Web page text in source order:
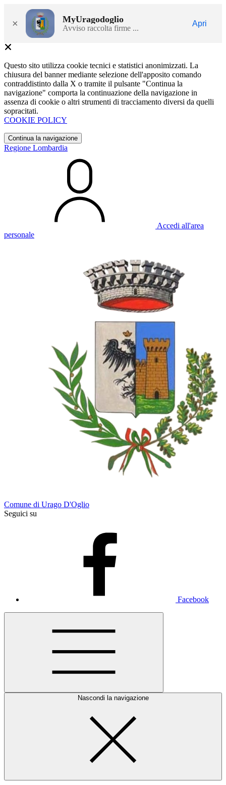
× MyUragodoglio
Avviso raccolta firme ...
Apri
Questo sito utilizza cookie tecnici e statistici anonimizzati. La
chiusura del banner mediante selezione dell'apposito comando
contraddistinto dalla X o tramite il pulsante "Continua la
navigazione" comporta la continuazione della navigazione in
assenza di cookie o altri strumenti di tracciamento diversi da quelli
sopracitati.
COOKIE POLICY
Continua la navigazione
Regione Lombardia
Accedi all'area
personale
Comune di Urago D'Oglio
Seguici su
Facebook
Nascondi la navigazione